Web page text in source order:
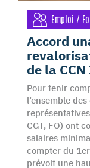
Emploi /
Accord
de la
Pour tenir
l’ensemble
CGT, FO) ont
salaires
compter du
prévoit une